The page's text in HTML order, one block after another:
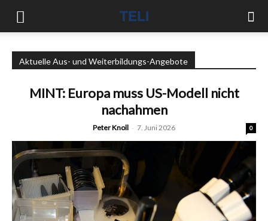
Aktuelle Aus- und Weiterbildungs-Angebote
MINT: Europa muss US-Modell nicht
nachahmen
Peter Knoll - 7. Juni 2026 0